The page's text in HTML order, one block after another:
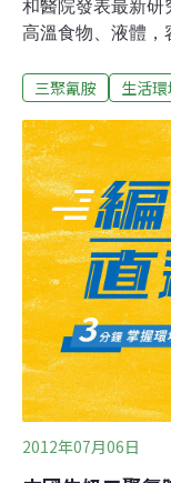
和醫院發表最新研
高溫食物、液體，
示，建議民眾少
International）」
內醫界首次研究「
石風險」。由於三
觸到攝氏60度以
現，結石且尿中三
肥胖及水喝得少
年院內211名無結
石」的對照組進行
三聚氰胺濃度在
增3倍
三聚氰胺 生活環
2012年07月06日